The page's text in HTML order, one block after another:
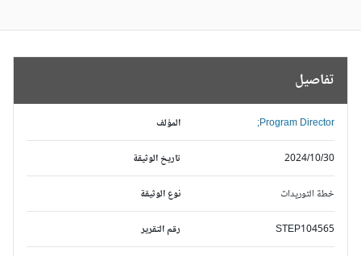
تفاصيل
المؤلف Program Director;
تاريخ الوثيقة 2024/10/30
نوع الوثيقة خطة التوريدات
رقم التقرير STEP104565